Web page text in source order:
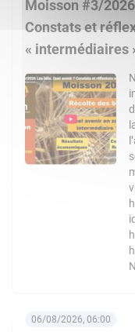
Moisson #3/
Constats et
« intermédiaires
06/08/2026, 06:00